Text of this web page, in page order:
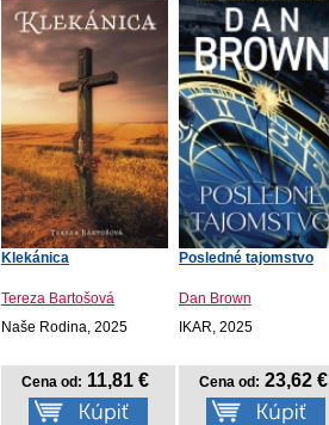
Klekánica
Tereza Bartošová
Naše Rodina, 2025
Cena od: 11,81 €
Posledné tajomstvo
Dan Brown
IKAR, 2025
Cena od: 23,62 €